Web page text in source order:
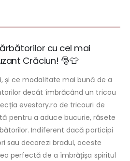
cu cel mai
Crăciun! 🎅👕
și ce modalitate mai bună de a
decât îmbrăcând un tricou
evestory.ro de tricouri de
pentru a aduce bucurie, râsete
Indiferent dacă participi
sau decorezi bradul, aceste
perfectă de a îmbrățișa spiritul